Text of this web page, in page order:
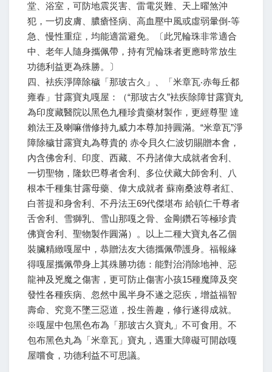
堂、浴室，可防地震災害、雷電災難、天上曜煞沖
犯，一切皮膚、膿瘡怪病、高血壓中風或虛弱暈倒-等
急、慢性重症，均能適當避免。〔此咒輪珠非常適合
中、老年人隨身攜佩帶，持有咒輪珠者更應時常放生
功德利益更為殊勝。〕
四、袪疾淨障除穢「那玻古久」、「米章瓦‧赤每丘都
雍春」甘露寶丸嘎屋：（“那玻古久”袪疾除障甘露寶丸
為印度藏醫院以黑色九種珍貴藥材製作，更經尊聖 達
賴法王及喇嘛僧修持九威力本尊加持圓滿。“米章瓦”淨
障除穢甘露寶丸為尊貴的 赤令貝久仁波切賜贈本會，
內含佛舍利、印度、西藏、不丹諸偉大成就者舍利、
一切聖物，隆欽巴尊者舍利、多位伏藏大師舍利、八
根本千種集甘露母藥、偉大成就者 蘇南桑波尊者紅、
白菩提和身舍利、不丹法王69代傑堪布 給頓仁千尊者
舌舍利、雪獅乳、雪山那嘎之骨、金剛鑽石等極珍貴
佛寶舍利、聖物製作圓滿）。以上二種大寶丸各乙個
裝臟精緻嘎屋中，恭贈法友大德攜佩帶護身。福報緣
得嘎屋攜佩帶身上其殊勝功德：能對治消除地神、惡
龍神及兇魔之傷害，更可防止傷害小孩15種魔障及突
發性各種疾病、忽然中風半身不遂之惡疾，增益福智
壽命、究竟不墜三惡道，投生善趣，修行遂得成就。
※嘎屋中包黑色布為「那玻古久寶丸」不可食用。不
包布黑色丸為「米章瓦」寶丸，遇重大障礙可開啟嘎
屋嚐食，功德利益不可思議。